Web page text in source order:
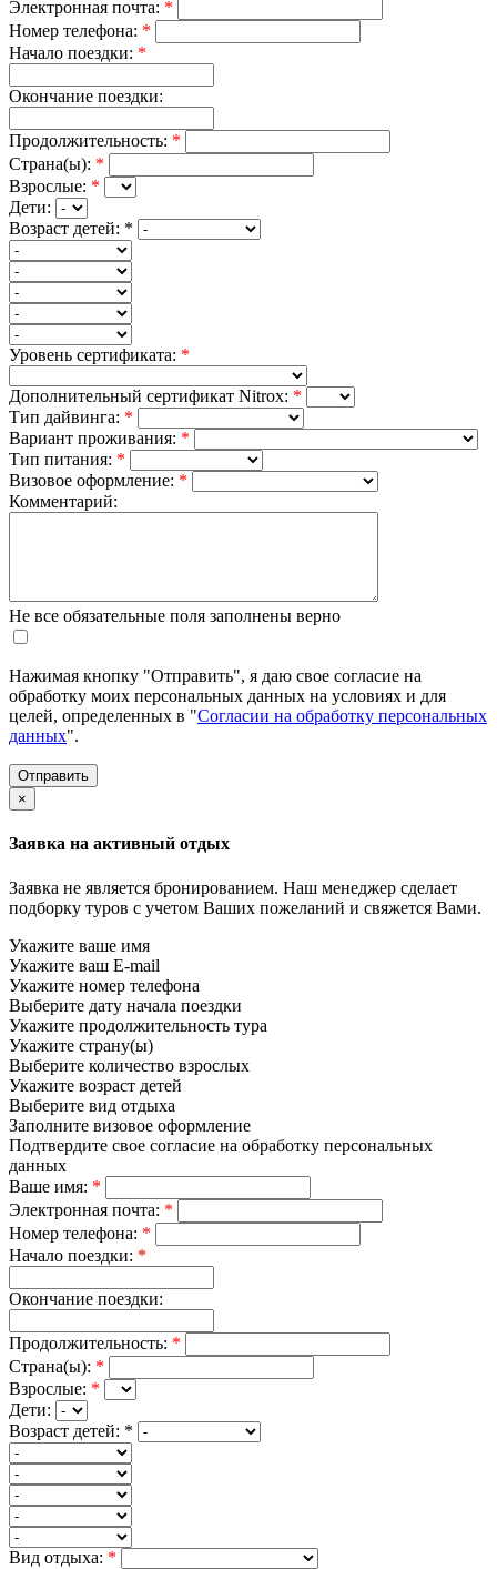
Электронная почта: *
Номер телефона: *
Начало поездки: *
Окончание поездки:
Продолжительность: *
Страна(ы): *
Взрослые: *
Дети:
Возраст детей: *
Уровень сертификата: *
Дополнительный сертификат Nitrox: *
Тип дайвинга: *
Вариант проживания: *
Тип питания: *
Визовое оформление: *
Комментарий:
Не все обязательные поля заполнены верно
Нажимая кнопку "Отправить", я даю свое согласие на
обработку моих персональных данных на условиях и для
целей, определенных в "Согласии на обработку персональных
данных".
×
Заявка на активный отдых
Заявка не является бронированием. Наш менеджер сделает
подборку туров с учетом Ваших пожеланий и свяжется Вами.
Укажите ваше имя
Укажите ваш E-mail
Укажите номер телефона
Выберите дату начала поездки
Укажите продолжительность тура
Укажите страну(ы)
Выберите количество взрослых
Укажите возраст детей
Выберите вид отдыха
Заполните визовое оформление
Подтвердите свое согласие на обработку персональных
данных
Ваше имя: *
Электронная почта: *
Номер телефона: *
Начало поездки: *
Окончание поездки:
Продолжительность: *
Страна(ы): *
Взрослые: *
Дети:
Возраст детей: *
Вид отдыха: *